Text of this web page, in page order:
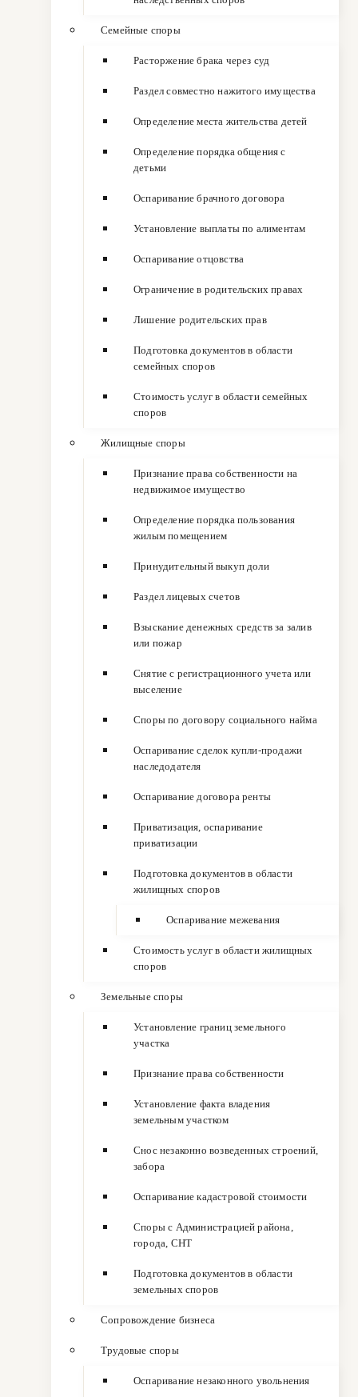
Семейные споры
Расторжение брака через суд
Раздел совместно нажитого имущества
Определение места жительства детей
Определение порядка общения с
детьми
Оспаривание брачного договора
Установление выплаты по алиментам
Оспаривание отцовства
Ограничение в родительских правах
Лишение родительских прав
Подготовка документов в области
семейных споров
Стоимость услуг в области семейных
споров
Жилищные споры
Признание права собственности на
недвижимое имущество
Определение порядка пользования
жилым помещением
Принудительный выкуп доли
Раздел лицевых счетов
Взыскание денежных средств за залив
или пожар
Снятие с регистрационного учета или
выселение
Споры по договору социального найма
Оспаривание сделок купли-продажи
наследодателя
Оспаривание договора ренты
Приватизация, оспаривание
приватизации
Подготовка документов в области
жилищных споров
Оспаривание межевания
Стоимость услуг в области жилищных
споров
Земельные споры
Установление границ земельного
участка
Признание права собственности
Установление факта владения
земельным участком
Снос незаконно возведенных строений,
забора
Оспаривание кадастровой стоимости
Споры с Администрацией района,
города, СНТ
Подготовка документов в области
земельных споров
Сопровождение бизнеса
Трудовые споры
Оспаривание незаконного увольнения